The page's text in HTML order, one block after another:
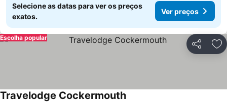
Selecione as datas para ver os preços
exatos.
Ver preços
Partilhar
Escolha popular
Travelodge Cockermouth